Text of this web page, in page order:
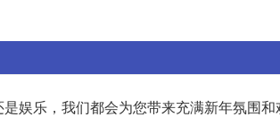
娱乐，我们都会为您带来充满新年氛围